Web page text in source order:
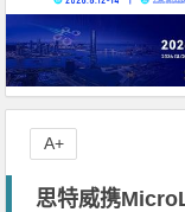
思特威携
A+